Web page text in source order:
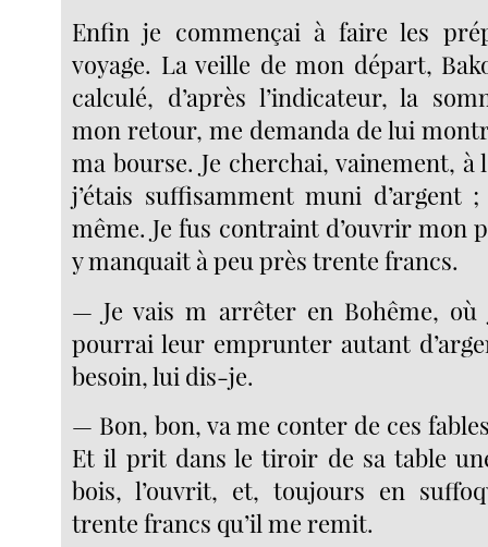
Enfin je commençai à faire les
voyage. La veille de mon départ,
calculé, d’après l’indicateur, la
mon retour, me demanda de lui
ma bourse. Je cherchai, vainement, à
j’étais suffisamment muni d’argent
même. Je fus contraint d’ouvrir mon
y manquait à peu près trente francs.
— Je vais m arrêter en Bohême, où
pourrai leur emprunter autant
besoin, lui dis-je.
— Bon, bon, va me conter de ces
Et il prit dans le tiroir de sa table
bois, l’ouvrit, et, toujours en
trente francs qu’il me remit.